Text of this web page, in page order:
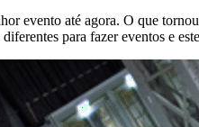
evento até agora. O que
para fazer eventos e